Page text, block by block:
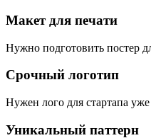
Макет для печати
Нужно подготовить постер
Срочный логотип
Нужен лого для стартапа
Уникальный паттерн